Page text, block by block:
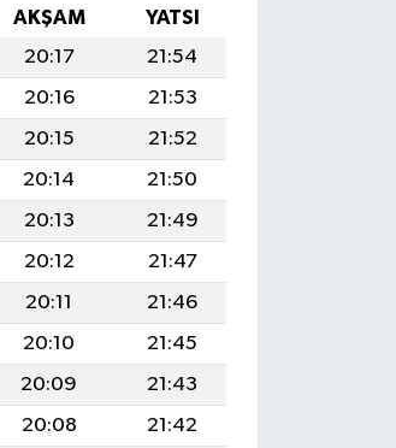
AKŞAM
YATSI
20:17
21:54
20:16
21:53
20:15
21:52
20:14
21:50
20:13
21:49
20:12
21:47
20:11
21:46
20:10
21:45
20:09
21:43
20:08
21:42